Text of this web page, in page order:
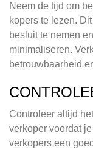
Neem de tijd om
kopers te lezen.
besluit te nemen
minimaliseren.
betrouwbaarheid
Controleer altijd
verkoper voordat
verkopers een